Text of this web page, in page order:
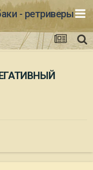
- ретриверы